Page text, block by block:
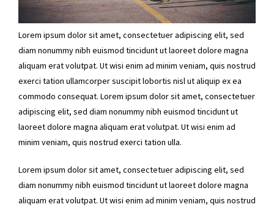
Lorem ipsum dolor sit amet, consectetuer adipiscing elit, sed
diam nonummy nibh euismod tincidunt ut laoreet dolore magna
aliquam erat volutpat. Ut wisi enim ad minim veniam, quis nostrud
exerci tation ullamcorper suscipit lobortis nisl ut aliquip ex ea
commodo consequat. Lorem ipsum dolor sit amet, consectetuer
adipiscing elit, sed diam nonummy nibh euismod tincidunt ut
laoreet dolore magna aliquam erat volutpat. Ut wisi enim ad
minim veniam, quis nostrud exerci tation ulla.
Lorem ipsum dolor sit amet, consectetuer adipiscing elit, sed
diam nonummy nibh euismod tincidunt ut laoreet dolore magna
aliquam erat volutpat. Ut wisi enim ad minim veniam, quis nostrud